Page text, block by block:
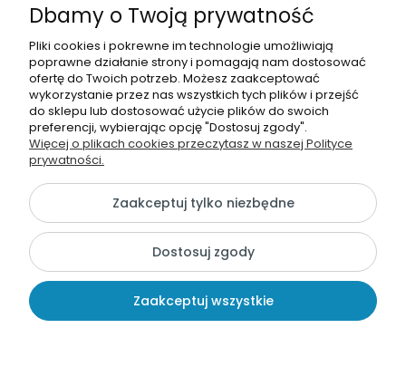
Autoryzowany
Sklep & Serwis Thomas
ul. Łukowska 2B lok17
04-113 Warszawa
+22 644 56 78 I 604 133 055
sklep@thomas-sklep.pl
©2026 Wszelkie Prawa Zastrzeżone | Autoryzowany Sklep &
Serwis THOMAS
Szablon Flex byEcommercy
Dbamy o Twoją prywatność
Pliki cookies i pokrewne im technologie umożliwiają
poprawne działanie strony i pomagają nam dostosować
ofertę do Twoich potrzeb. Możesz zaakceptować
wykorzystanie przez nas wszystkich tych plików i przejść
do sklepu lub dostosować użycie plików do swoich
preferencji, wybierając opcję "Dostosuj zgody".
Więcej o plikach cookies przeczytasz w naszej Polityce
prywatności.
Zaakceptuj tylko niezbędne
Dostosuj zgody
Zaakceptuj wszystkie